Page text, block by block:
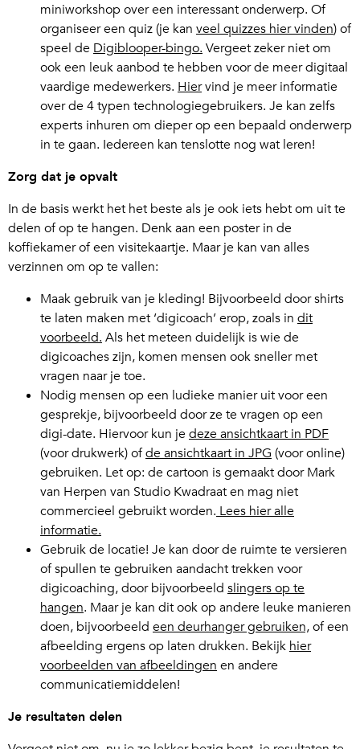
miniworkshop over een interessant onderwerp. Of
organiseer een quiz (je kan veel quizzes hier vinden) of
speel de Digiblooper-bingo. Vergeet zeker niet om
ook een leuk aanbod te hebben voor de meer digitaal
vaardige medewerkers. Hiervind je meer informatie
over de 4 typen technologiegebruikers. Je kan zelfs
experts inhuren om dieper op een bepaald onderwerp
in te gaan. Iedereen kan tenslotte nog wat leren!
Zorg dat je opvalt
In de basis werkt het het beste als je ook iets hebt om uit te
delen of op te hangen. Denk aan een poster in de
koffiekamer of een visitekaartje. Maar je kan van alles
verzinnen om op te vallen:
Maak gebruik van je kleding! Bijvoorbeeld door shirts
te laten maken met ‘digicoach’ erop, zoals in dit
voorbeeld. Als het meteen duidelijk is wie de
digicoaches zijn, komen mensen ook sneller met
vragen naar je toe.
Nodig mensen op een ludieke manier uit voor een
gesprekje, bijvoorbeeld door ze te vragen op een
digi-date. Hiervoor kun jedeze ansichtkaart in PDF
(voor drukwerk) ofde ansichtkaart in JPG (voor online)
gebruiken. Let op: de cartoon is gemaakt door Mark
van Herpen van Studio Kwadraat en mag niet
commercieel gebruikt worden. Lees hier alle
informatie.
Gebruik de locatie! Je kan door de ruimte te versieren
of spullen te gebruiken aandacht trekken voor
digicoaching, door bijvoorbeeld slingers op te
hangen. Maar je kan dit ook op andere leuke manieren
doen, bijvoorbeeld een deurhanger gebruiken,of een
afbeelding ergens op laten drukken. Bekijk hier
voorbeelden van afbeeldingen en andere
communicatiemiddelen!
Je resultaten delen